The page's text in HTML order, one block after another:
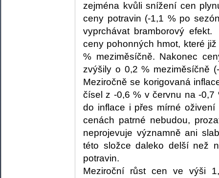
zejména kvůli snížení cen
ceny potravin (-1,1 % po
vyprchávat bramborový
ceny pohonných hmot, které
% meziměsíčně. Nakonec
zvýšily o 0,2 % meziměsíčně
Meziročně se korigovaná
čísel z -0,6 % v červnu na -
do inflace i přes mírné
cenách patrné nebudou,
neprojevuje významně ani
této složce daleko delší než
potravin.
Meziroční růst cen ve výši